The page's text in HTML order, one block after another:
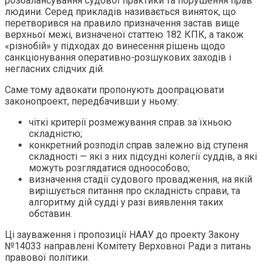
людини. Серед прикладів називається виняток, що
перетворився на правило призначення застав вище
верхньої межі, визначеної статтею 182 КПК, а також
«різнобій» у підходах до винесення рішень щодо
санкціонування оперативно-розшукових заходів і
негласних слідчих дій.
Саме тому адвокати пропонують доопрацювати
законопроект, передбачивши у ньому:
чіткі критерії розмежування справ за їхньою
складністю;
конкретний розподіл справ залежно від ступеня
складності — які з них підсудні колегії суддів, а які
можуть розглядатися одноособово;
визначення стадії судового провадження, на якій
вирішується питання про складність справи, та
алгоритму дій судді у разі виявлення таких
обставин.
Ці зауваження і пропозиції НААУ до проекту Закону
№14033 направлені Комітету Верховної Ради з питань
правової політики.